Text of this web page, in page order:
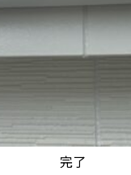
完了